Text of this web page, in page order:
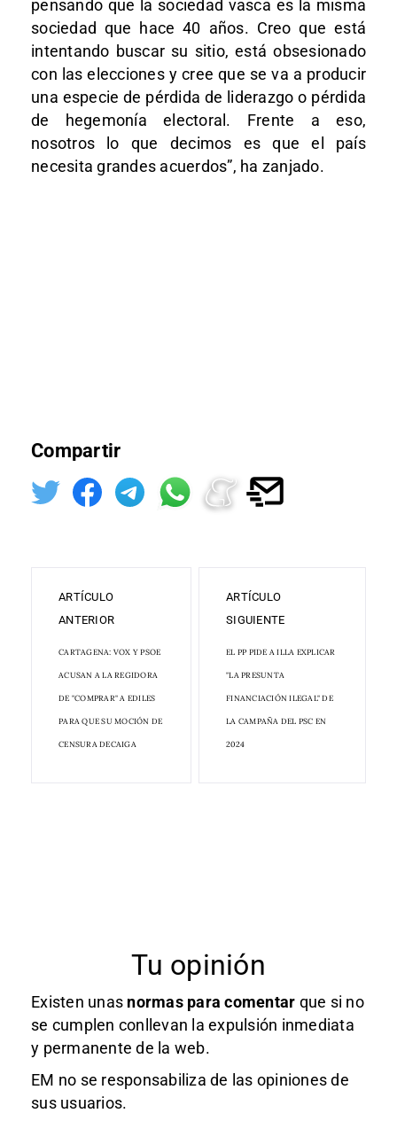
pensando que la sociedad vasca es la misma
sociedad que hace 40 años. Creo que está
intentando buscar su sitio, está obsesionado
con las elecciones y cree que se va a producir
una especie de pérdida de liderazgo o pérdida
de hegemonía electoral. Frente a eso,
nosotros lo que decimos es que el país
necesita grandes acuerdos”, ha zanjado.
Compartir
ARTÍCULO
ANTERIOR
CARTAGENA: VOX Y PSOE
ACUSAN A LA REGIDORA
DE "COMPRAR" A EDILES
PARA QUE SU MOCIÓN DE
CENSURA DECAIGA
ARTÍCULO
SIGUIENTE
EL PP PIDE A ILLA EXPLICAR
"LA PRESUNTA
FINANCIACIÓN ILEGAL" DE
LA CAMPAÑA DEL PSC EN
2024
Tu opinión
Existen unas normas para comentar que si no
se cumplen conllevan la expulsión inmediata
y permanente de la web.
EM no se responsabiliza de las opiniones de
sus usuarios.